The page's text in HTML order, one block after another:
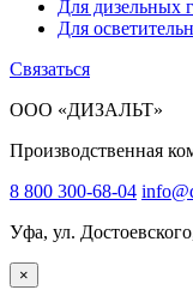
Для дизельных
Для
Связаться
ООО «ДИЗАЛЬТ»
Производственная
8 800 300-68-04
Уфа, ул.
×